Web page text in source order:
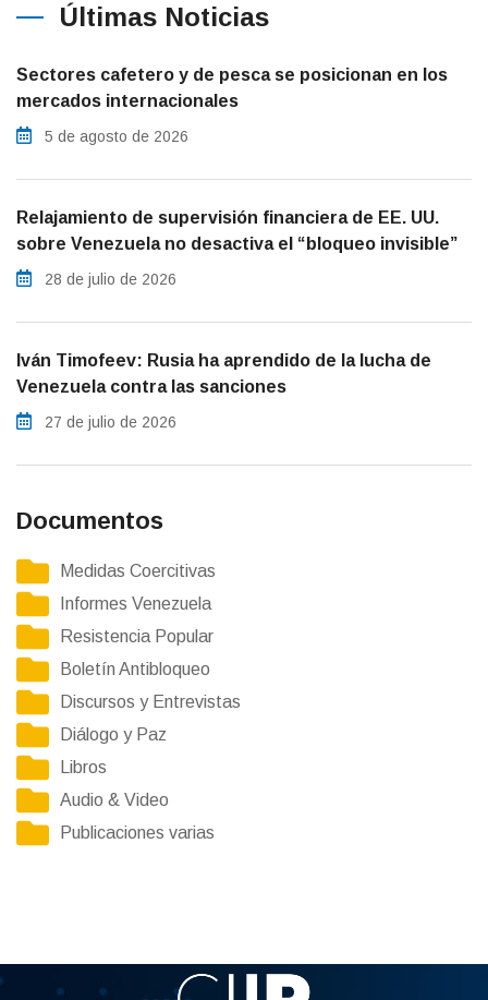
Últimas Noticias
Sectores cafetero y de pesca se posicionan en los
mercados internacionales
5 de agosto de 2026
Relajamiento de supervisión financiera de EE. UU.
sobre Venezuela no desactiva el “bloqueo invisible”
28 de julio de 2026
Iván Timofeev: Rusia ha aprendido de la lucha de
Venezuela contra las sanciones
27 de julio de 2026
Documentos
Medidas Coercitivas
Informes Venezuela
Resistencia Popular
Boletín Antibloqueo
Discursos y Entrevistas
Diálogo y Paz
Libros
Audio & Video
Publicaciones varias